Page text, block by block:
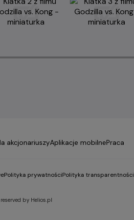
akcjonariuszyAplikacje mobilnePraca
Polityka prywatnościPolityka transparentności
by Helios.pl